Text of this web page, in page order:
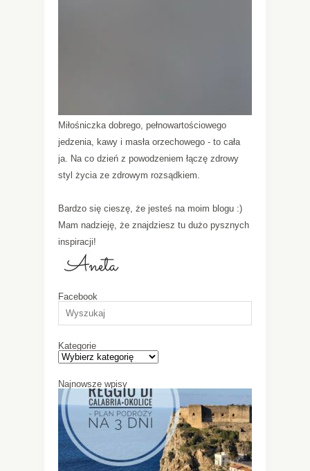
Miłośniczka dobrego, pełnowartościowego
jedzenia, kawy i masła orzechowego - to cała
ja. Na co dzień z powodzeniem łączę zdrowy
styl życia ze zdrowym rozsądkiem.
Bardzo się cieszę, że jesteś na moim blogu :)
Mam nadzieję, że znajdziesz tu dużo pysznych
inspiracji!
Facebook
Kategorie
Najnowsze wpisy